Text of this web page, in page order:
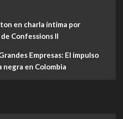
en charla íntima por
Confessions II
Empresas: El impulso
negra en Colombia